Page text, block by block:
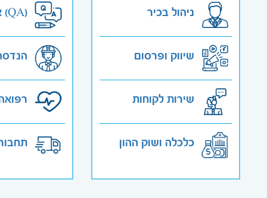
ניהול בכיר
שיווק ופרסום
שירות לקוחות
כלכלה ושוק ההון
אבטחת איכות (QA)